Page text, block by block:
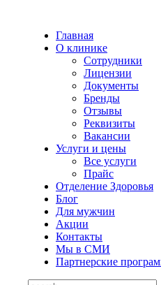
Главная
О клинике
Сотрудники
Лицензии
Документы
Бренды
Отзывы
Реквизиты
Вакансии
Услуги и цены
Все услуги
Прайс
Отделение Здоровья
Блог
Для мужчин
Акции
Контакты
Мы в СМИ
Партнерские